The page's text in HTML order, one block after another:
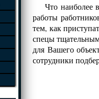
Что наиболее
работы
тем, как
спецы
для Вашего
сотрудники